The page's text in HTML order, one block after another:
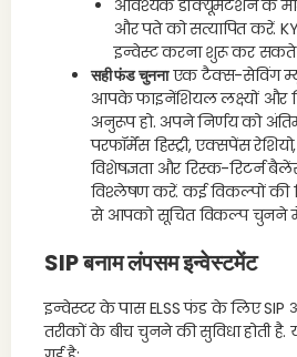
आवश्यक डॉक्यूमेंटेशन के
और पते को सत्यापित करें.
इन्वेस्ट करना शुरू कर सकते
सही फंड चुननाएक टैक्स-सेविंग
आपके फाइनेंशियल लक्ष्यों और
अनुरूप हो. अपने निर्णय को
परफॉर्मेंस हिस्ट्री, एक्सपेंस
विशेषज्ञता और रिस्क-रिटर्न
विश्लेषण करें. कई विकल्पों की
से आपको सूचित विकल्प चुनने
SIP बनाम लंपसम इन्वेस्टमेंट
इन्वेस्टर के पास ELSS फंड के लिए
तरीकों के बीच चुनने की सुविधा होती है.